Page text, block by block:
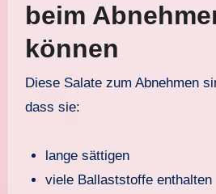
beim
können
Diese Salate zum Abnehmen
dass sie:
lange sättigen
viele Ballaststoffe enthalten